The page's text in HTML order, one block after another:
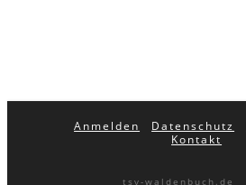
Anmelden Datenschutz
Kontakt
tsv-waldenbuch.de